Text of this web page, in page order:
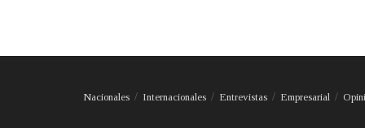
Nacionales Internacionales Entrevistas Empresarial